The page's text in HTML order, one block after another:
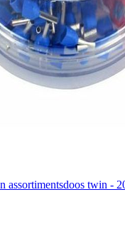
assortimentsdoos twin -